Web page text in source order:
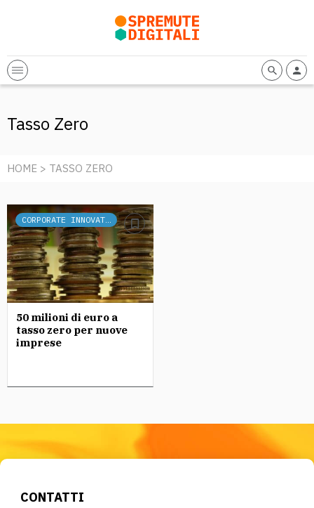
Tasso Zero
HOME > TASSO ZERO
CORPORATE INNOVATION
50 milioni di euro a
tasso zero per nuove
imprese
CONTATTI